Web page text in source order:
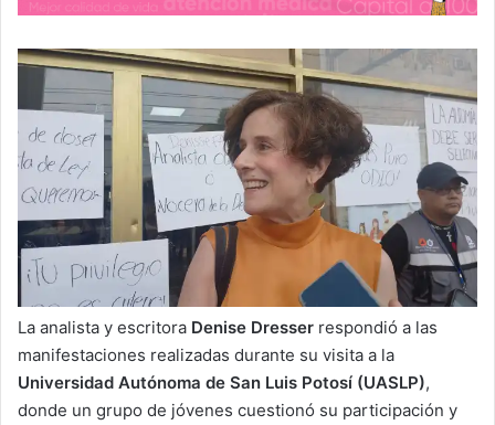
La analista y escritora Denise Dresser respondió a las
manifestaciones realizadas durante su visita a la
Universidad Autónoma de San Luis Potosí (UASLP),
donde un grupo de jóvenes cuestionó su participación y